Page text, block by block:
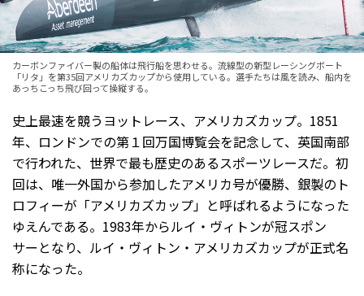
カーボンファイバー製の船体は飛行船を思わせる。流線型の新型レーシングボート
「リタ」を第35回アメリカズカップから使用している。選手たちは風を読み、船内を
あっちこっち飛び回って操縦する。
史上最速を競うヨットレース、アメリカズカップ。1851
年、ロンドンでの第１回万国博覧会を記念して、英国南部
で行われた、世界で最も歴史のあるスポーツレースだ。初
回は、唯一外国から参加したアメリカ号が優勝、銀製のト
ロフィーが「アメリカズカップ」と呼ばれるようになった
ゆえんである。1983年からルイ・ヴィトンが冠スポン
サーとなり、ルイ・ヴィトン・アメリカズカップが正式名
称になった。